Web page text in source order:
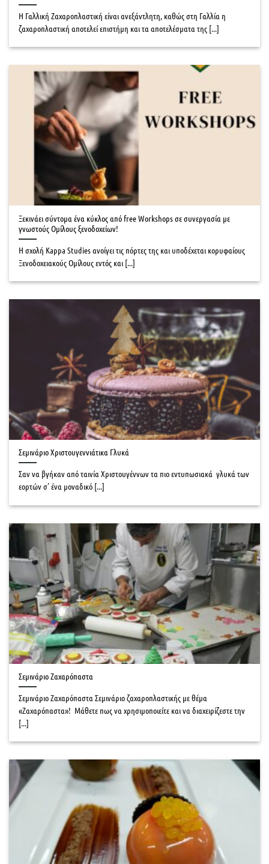
Η Γαλλική Ζαχαροπλαστική είναι ανεξάντλητη, καθώς στη Γαλλία η
ζαχαροπλαστική αποτελεί επιστήμη και τα αποτελέσματα της [...]
Ξεκινάει σύντομα ένα κύκλος από free Workshops σε συνεργασία με
γνωστούς Ομίλους ξενοδοχείων!
Η σχολή Kappa Studies ανοίγει τις πόρτες της και υποδέχεται κορυφαίους
Ξενοδοχειακούς Ομίλους εντός και [...]
Σεμινάριο Χριστουγεννιάτικα Γλυκά
Σαν να βγήκαν από ταινία Χριστουγέννων τα πιο εντυπωσιακά γλυκά των
εορτών σ’ ένα μοναδικό [...]
Σεμινάριο Ζαχαρόπαστα
Σεμινάριο Ζαχαρόπαστα Σεμινάριο ζαχαροπλαστικής με θέμα
«Ζαχαρόπαστα»! Μάθετε πως να χρησιμοποιείτε και να διαχειρίζεστε την
[...]